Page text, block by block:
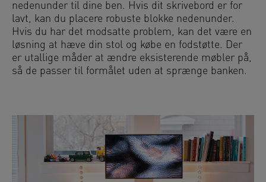
nedenunder til dine ben. Hvis dit skrivebord er for
lavt, kan du placere robuste blokke nedenunder.
Hvis du har det modsatte problem, kan det være en
løsning at hæve din stol og købe en fodstøtte. Der
er utallige måder at ændre eksisterende møbler på,
så de passer til formålet uden at sprænge banken.